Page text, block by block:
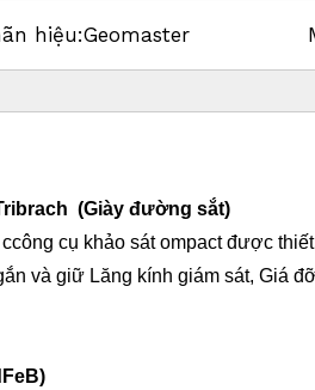
hiệu:Geomaster
(Giày đường sắt)
công cụ khảo sát ompact được
và giữ Lăng kính giám sát, Giá